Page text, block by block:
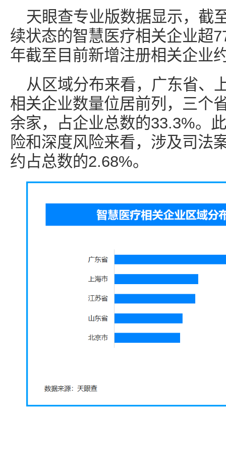
天眼查专业版数据显示，截
续状态的智慧医疗相关企业超
年截至目前新增注册相关企业
从区域分布来看，广东省、
相关企业数量位居前列，三个
余家，占企业总数的33.3%。
险和深度风险来看，涉及司法
约占总数的2.68%。